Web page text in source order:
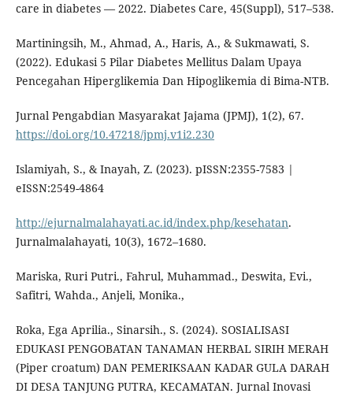
care in diabetes — 2022. Diabetes Care, 45(Suppl), 517–538.
Martiningsih, M., Ahmad, A., Haris, A., & Sukmawati, S.
(2022). Edukasi 5 Pilar Diabetes Mellitus Dalam Upaya
Pencegahan Hiperglikemia Dan Hipoglikemia di Bima-NTB.
Jurnal Pengabdian Masyarakat Jajama (JPMJ), 1(2), 67.
https://doi.org/10.47218/jpmj.v1i2.230
Islamiyah, S., & Inayah, Z. (2023). pISSN:2355-7583 |
eISSN:2549-4864
http://ejurnalmalahayati.ac.id/index.php/kesehatan.
Jurnalmalahayati, 10(3), 1672–1680.
Mariska, Ruri Putri., Fahrul, Muhammad., Deswita, Evi.,
Safitri, Wahda., Anjeli, Monika.,
Roka, Ega Aprilia., Sinarsih., S. (2024). SOSIALISASI
EDUKASI PENGOBATAN TANAMAN HERBAL SIRIH MERAH
(Piper croatum) DAN PEMERIKSAAN KADAR GULA DARAH
DI DESA TANJUNG PUTRA, KECAMATAN. Jurnal Inovasi